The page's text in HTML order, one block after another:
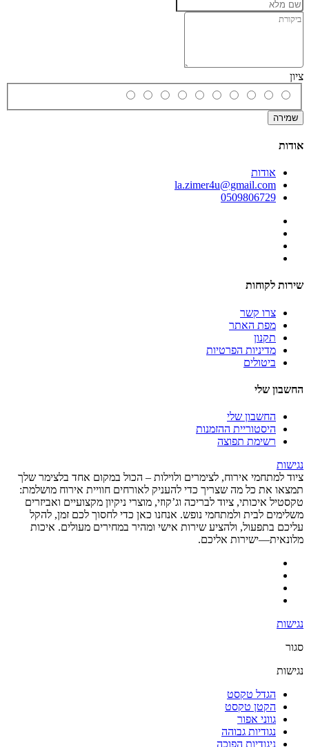
ציון
שמירה
אודות
אודות
la.zimer4u@gmail.com
0509806729
שירות לקוחות
צרו קשר
מפת האתר
תקנון
מדיניות הפרטיות
ביטולים
החשבון שלי
החשבון שלי
היסטוריית ההזמנות
רשימת תפוצה
נגישות
ציוד למתחמי אירוח, לצימרים ולוילות – הכול במקום אחד בלצימר שלך
תמצאו את כל מה שצריך כדי להעניק לאורחים חוויית אירוח מושלמת:
טקסטיל איכותי, ציוד לבריכה וג’קוזי, מוצרי ניקיון מקצועיים ואביזרים
משלימים לבית ולמתחמי נופש. אנחנו כאן כדי לחסוך לכם זמן, להקל
עליכם בתפעול, ולהציע שירות אישי ומהיר במחירים מעולים. איכות
מלונאית—ישירות אליכם.
נגישות
סגור
נגישות
הגדל טקסט
הקטן טקסט
גווני אפור
נגודיות גבוהה
ניגודיות הפוכה